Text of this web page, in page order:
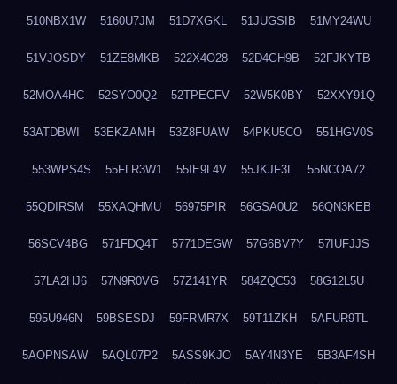
510NBX1W 5160U7JM 51D7XGKL 51JUGSIB 51MY24WU
51VJOSDY 51ZE8MKB 522X4O28 52D4GH9B 52FJKYTB
52MOA4HC 52SYO0Q2 52TPECFV 52W5K0BY 52XXY91Q
53ATDBWI 53EKZAMH 53Z8FUAW 54PKU5CO 551HGV0S
553WPS4S 55FLR3W1 55IE9L4V 55JKJF3L 55NCOA72
55QDIRSM 55XAQHMU 56975PIR 56GSA0U2 56QN3KEB
56SCV4BG 571FDQ4T 5771DEGW 57G6BV7Y 57IUFJJS
57LA2HJ6 57N9R0VG 57Z141YR 584ZQC53 58G12L5U
595U946N 59BSESDJ 59FRMR7X 59T11ZKH 5AFUR9TL
5AOPNSAW 5AQL07P2 5ASS9KJO 5AY4N3YE 5B3AF4SH